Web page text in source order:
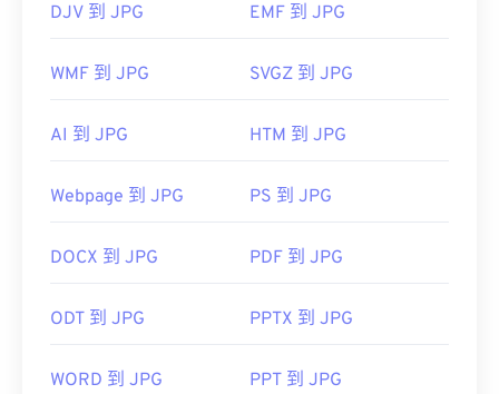
DJV 到 JPG EMF 到 JPG
WMF 到 JPG SVGZ 到 JPG
AI 到 JPG HTM 到 JPG
Webpage 到 JPG PS 到 JPG
DOCX 到 JPG PDF 到 JPG
ODT 到 JPG PPTX 到 JPG
WORD 到 JPG PPT 到 JPG